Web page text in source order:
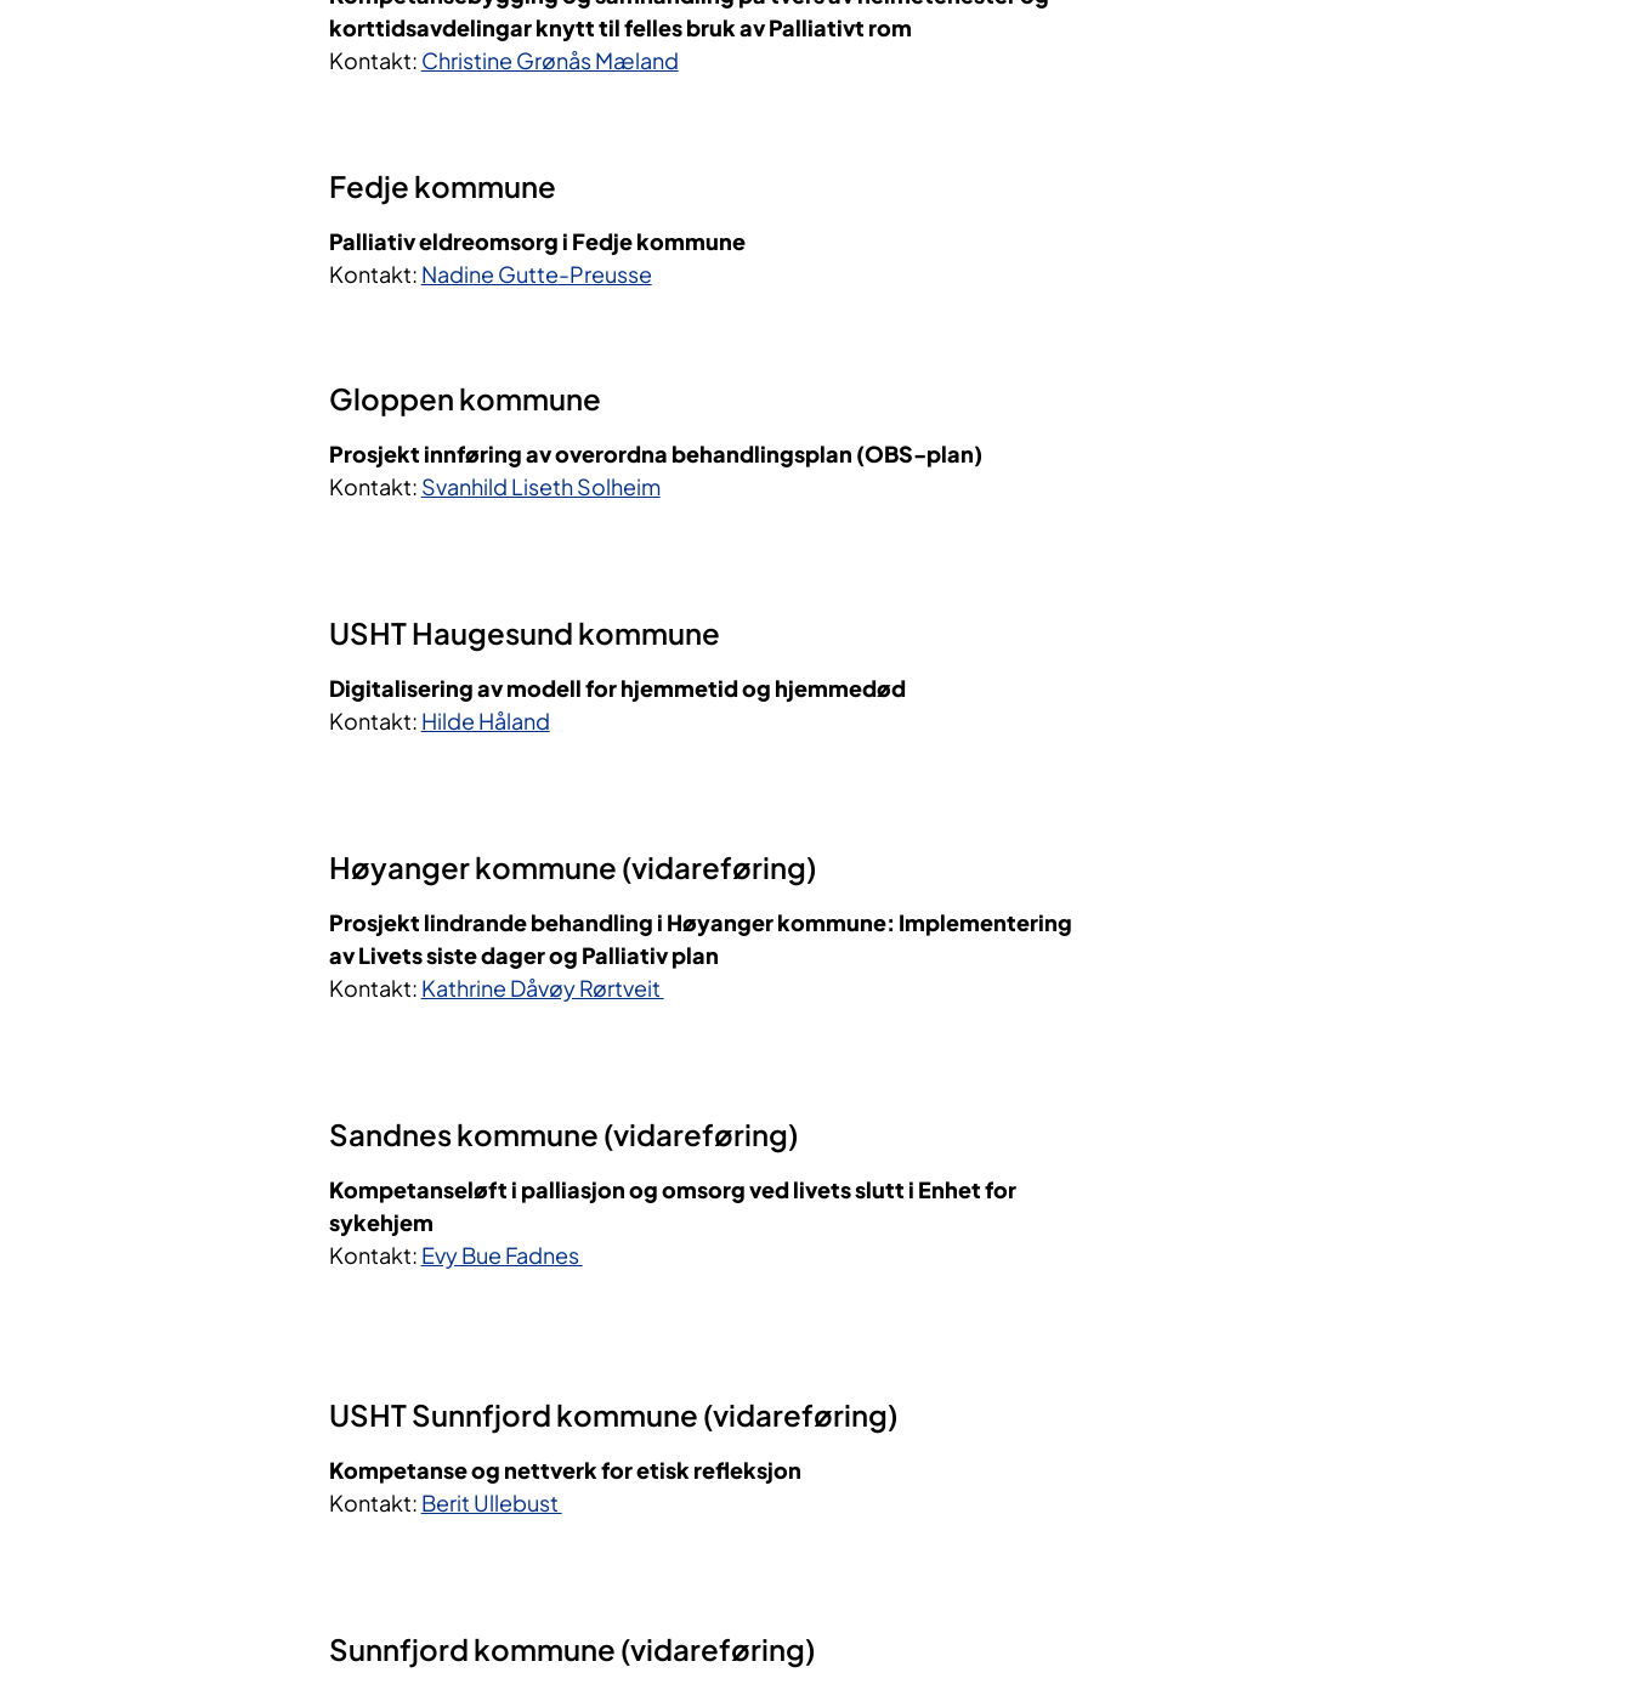
korttidsavdelingar knytt til felles bruk av Palliativt rom
Kontakt: Christine Grønås Mæland
Fedje kommune
Palliativ eldreomsorg i Fedje kommune
Kontakt: Nadine Gutte-Preusse
Gloppen kommune
Prosjekt innføring av overordna behandlingsplan (OBS-plan)
Kontakt: Svanhild Liseth Solheim
USHT Haugesund kommune
Digitalisering av modell for hjemmetid og hjemmedød
Kontakt: Hilde Håland
Høyanger kommune (vidareføring)
Prosjekt lindrande behandling i Høyanger kommune: Implementering
av Livets siste dager og Palliativ plan
Kontakt: Kathrine Dåvøy Rørtveit
Sandnes kommune (vidareføring)
Kompetanseløft i palliasjon og omsorg ved livets slutt i Enhet for
sykehjem
Kontakt: Evy Bue Fadnes
USHT Sunnfjord kommune (vidareføring)
Kompetanse og nettverk for etisk refleksjon
Kontakt: Berit Ullebust
Sunnfjord kommune (vidareføring)